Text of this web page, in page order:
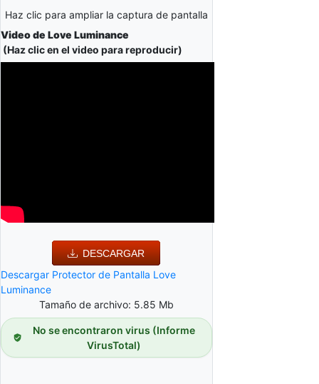
Haz clic para ampliar la captura de pantalla
Video de Love Luminance
(Haz clic en el video para reproducir)
DESCARGAR
Descargar Protector de Pantalla Love
Luminance
Tamaño de archivo: 5.85 Mb
No se encontraron virus (Informe
VirusTotal)